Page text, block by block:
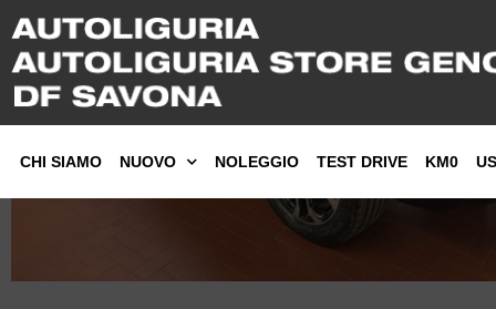
CHI SIAMO NUOVO NOLEGGIO TEST DRIVE KM0
Jeep